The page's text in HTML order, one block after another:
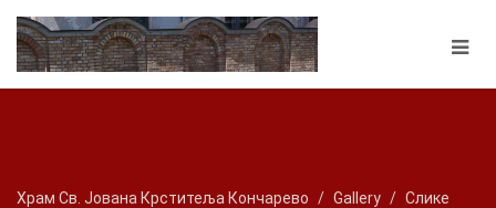
Храм Св. Јована Крститеља Кончарево Gallery
Слике